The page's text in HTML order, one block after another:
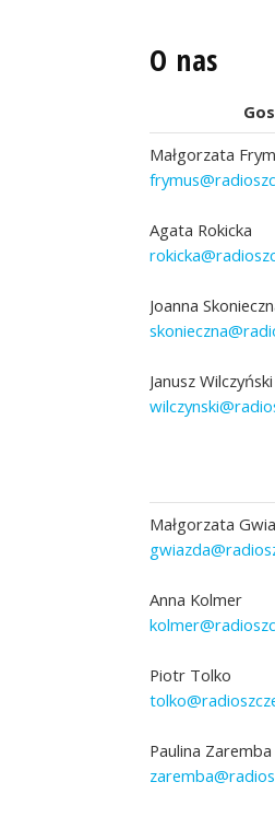
O nas
Małgorzata
Agata Rokicka
Joanna
Janusz Wilczyński
Małgorzata
Anna Kolmer
Piotr Tolko
Paulina Zaremba